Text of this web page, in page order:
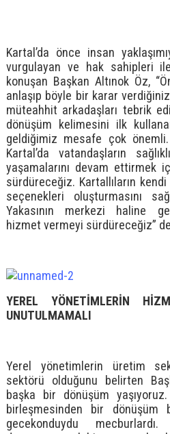
Kartal’da önce insan
vurgulayan ve hak sahipleri
konuşan Başkan Altınok Öz,
anlaşıp böyle bir karar
müteahhit arkadaşları tebrik
dönüşüm kelimesini ilk
geldiğimiz mesafe çok
Kartal’da vatandaşların
yaşamalarını devam ettirmek
sürdüreceğiz. Kartallıların
seçenekleri oluşturmasını
Yakasının merkezi haline
hizmet vermeyi sürdüreceğiz”
YEREL YÖNETİMLERİN
UNUTULMAMALI
Yerel yönetimlerin üretim
sektörü olduğunu belirten
başka bir dönüşüm
birleşmesinden bir dönüşüm
gecekonduydu